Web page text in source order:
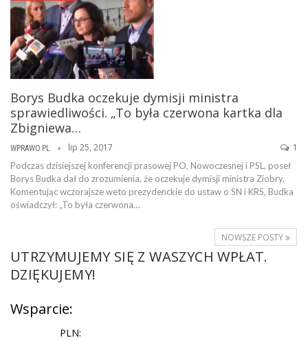
Borys Budka oczekuje dymisji ministra
sprawiedliwości. „To była czerwona kartka dla
Zbigniewa…
WPRAWO.PL lip 25, 2017 1
Podczas dzisiejszej konferencji prasowej PO, Nowoczesnej i PSL, poseł
Borys Budka dał do zrozumienia, że oczekuje dymisji ministra Ziobry.
Komentując wczorajsze weto prezydenckie do ustaw o SN i KRS, Budka
oświadczył: „To była czerwona…
NOWSZE POSTY
UTRZYMUJEMY SIĘ Z WASZYCH WPŁAT.
DZIĘKUJEMY!
Wsparcie:
PLN: